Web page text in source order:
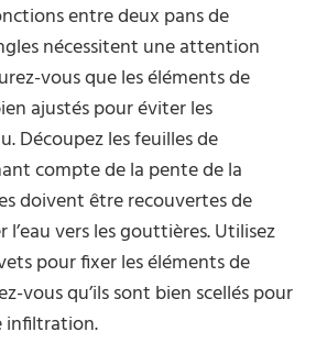
entre deux pans de
nécessitent une attention
vous que les éléments de
ajustés pour éviter les
Découpez les feuilles de
compte de la pente de la
doivent être recouvertes de
l’eau vers les gouttières. Utilisez
pour fixer les éléments de
vous qu’ils sont bien scellés pour
infiltration.